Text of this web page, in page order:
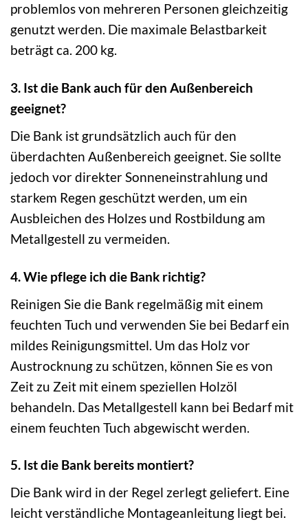
problemlos von mehreren Personen gleichzeitig
genutzt werden. Die maximale Belastbarkeit
beträgt ca. 200 kg.
3. Ist die Bank auch für den Außenbereich
geeignet?
Die Bank ist grundsätzlich auch für den
überdachten Außenbereich geeignet. Sie sollte
jedoch vor direkter Sonneneinstrahlung und
starkem Regen geschützt werden, um ein
Ausbleichen des Holzes und Rostbildung am
Metallgestell zu vermeiden.
4. Wie pflege ich die Bank richtig?
Reinigen Sie die Bank regelmäßig mit einem
feuchten Tuch und verwenden Sie bei Bedarf ein
mildes Reinigungsmittel. Um das Holz vor
Austrocknung zu schützen, können Sie es von
Zeit zu Zeit mit einem speziellen Holzöl
behandeln. Das Metallgestell kann bei Bedarf mit
einem feuchten Tuch abgewischt werden.
5. Ist die Bank bereits montiert?
Die Bank wird in der Regel zerlegt geliefert. Eine
leicht verständliche Montageanleitung liegt bei.